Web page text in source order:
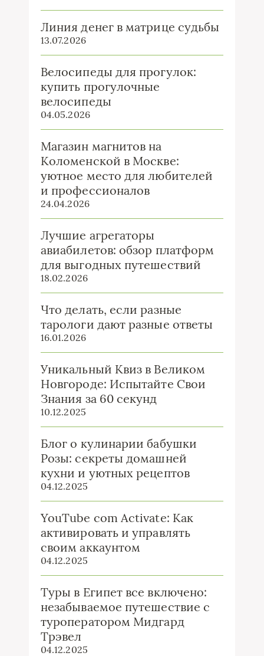
Линия денег в матрице судьбы
13.07.2026
Велосипеды для прогулок:
купить прогулочные
велосипеды
04.05.2026
Магазин магнитов на
Коломенской в Москве:
уютное место для любителей
и профессионалов
24.04.2026
Лучшие агрегаторы
авиабилетов: обзор платформ
для выгодных путешествий
18.02.2026
Что делать, если разные
тарологи дают разные ответы
16.01.2026
Уникальный Квиз в Великом
Новгороде: Испытайте Свои
Знания за 60 секунд
10.12.2025
Блог о кулинарии бабушки
Розы: секреты домашней
кухни и уютных рецептов
04.12.2025
YouTube com Activate: Как
активировать и управлять
своим аккаунтом
04.12.2025
Туры в Египет все включено:
незабываемое путешествие с
туроператором Мидгард
Трэвел
04.12.2025